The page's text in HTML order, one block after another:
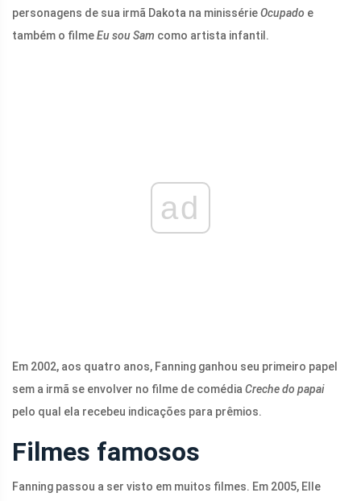
personagens de sua irmã Dakota na minissérieOcupado e
também o filmeEu sou Sam como artista infantil.
ad
Em 2002, aos quatro anos, Fanning ganhou seu primeiro papel
sem a irmã se envolver no filme de comédia Creche do papai
pelo qual ela recebeu indicações para prêmios.
Filmes famosos
Fanning passou a ser visto em muitos filmes. Em 2005, Elle